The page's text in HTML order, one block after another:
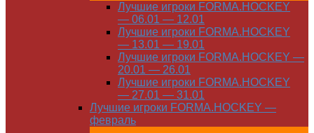
Лучшие игроки FORMA.HOCKEY
— 06.01 — 12.01
Лучшие игроки FORMA.HOCKEY
— 13.01 — 19.01
Лучшие игроки FORMA.HOCKEY —
20.01 — 26.01
Лучшие игроки FORMA.HOCKEY
— 27.01 — 31.01
Лучшие игроки FORMA.HOCKEY —
февраль